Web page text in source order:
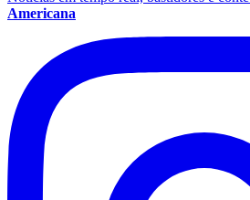
Internacional
Americana